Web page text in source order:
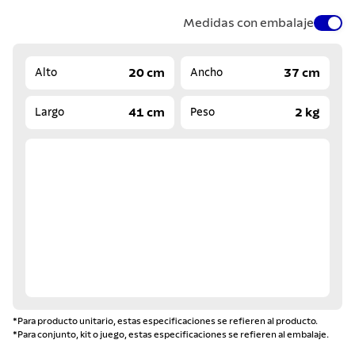
Medidas con embalaje
Alto 20 cm Ancho 37 cm
Largo 41 cm Peso 2 kg
*Para producto unitario, estas especificaciones se refieren al producto.
*Para conjunto, kit o juego, estas especificaciones se refieren al embalaje.